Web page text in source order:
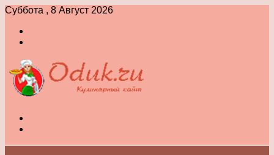
Суббота , 8 Август 2026